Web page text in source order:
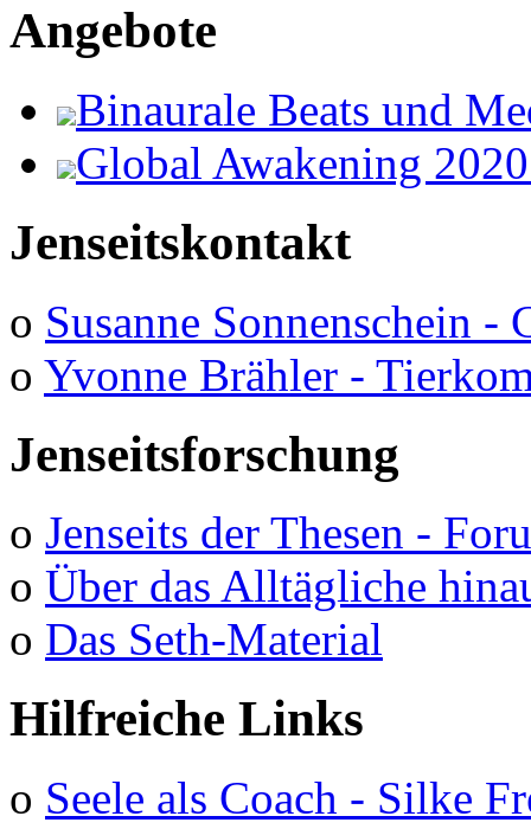
Angebote
Binaurale Beats und
Global Awakening
Jenseitskontakt
o Susanne Sonnenschein -
o Yvonne Brähler -
Jenseitsforschung
o Jenseits der Thesen -
o Über das Alltägliche
o Das Seth-Material
Hilfreiche Links
o Seele als Coach - Silke